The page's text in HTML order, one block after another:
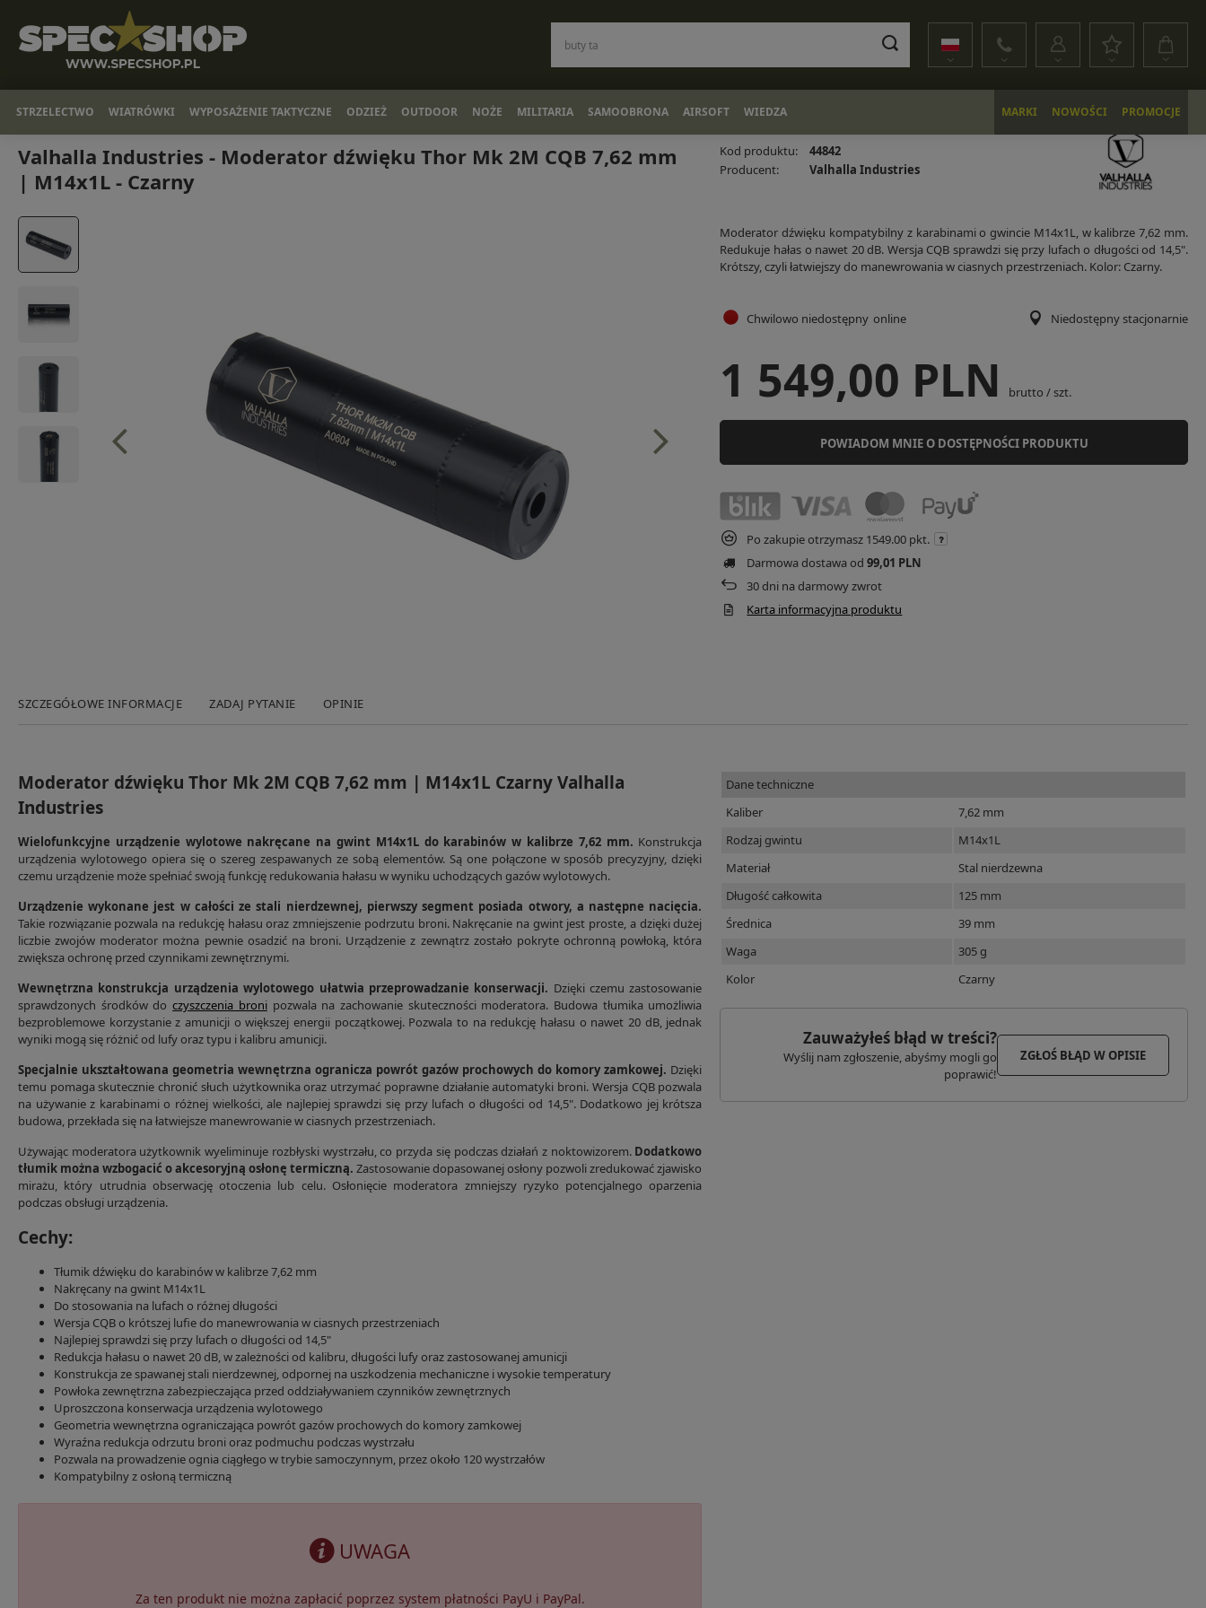
STRZELECTWO WIATRÓWKI WYPOSAŻENIE TAKTYCZNE ODZIEŻ OUTDOOR NOŻE MILITARIA SAMOOBRONA AIRSOFT WIEDZA MARKI NOWOŚCI PROMOCJE
Valhalla Industries - Moderator dźwięku Thor Mk 2M CQB 7,62 mm
| M14x1L - Czarny
Kod produktu:
44842
Producent:
Valhalla Industries
Moderator dźwięku kompatybilny z karabinami o gwincie M14x1L, w kalibrze 7,62 mm.
Redukuje hałas o nawet 20 dB. Wersja CQB sprawdzi się przy lufach o długości od 14,5".
Krótszy, czyli łatwiejszy do manewrowania w ciasnych przestrzeniach. Kolor: Czarny.
Chwilowo niedostępny online Niedostępny stacjonarnie
1 549,00 PLN brutto /szt.
POWIADOM MNIE O DOSTĘPNOŚCI PRODUKTU
Po zakupie otrzymasz 1549.00 pkt.
Darmowa dostawa od99,01 PLN
30dni na darmowy zwrot
Karta informacyjna produktu
SZCZEGÓŁOWE INFORMACJE ZADAJ PYTANIE OPINIE
Moderator dźwięku Thor Mk 2M CQB 7,62 mm | M14x1L Czarny Valhalla
Industries
Wielofunkcyjne urządzenie wylotowe nakręcane na gwint M14x1L do karabinów w kalibrze 7,62 mm. Konstrukcja
urządzenia wylotowego opiera się o szereg zespawanych ze sobą elementów. Są one połączone w sposób precyzyjny, dzięki
czemu urządzenie może spełniać swoją funkcję redukowania hałasu w wyniku uchodzących gazów wylotowych.
Urządzenie wykonane jest w całości ze stali nierdzewnej, pierwszy segment posiada otwory, a następne nacięcia.
Takie rozwiązanie pozwala na redukcję hałasu oraz zmniejszenie podrzutu broni. Nakręcanie na gwint jest proste, a dzięki dużej
liczbie zwojów moderator można pewnie osadzić na broni. Urządzenie z zewnątrz zostało pokryte ochronną powłoką, która
zwiększa ochronę przed czynnikami zewnętrznymi.
Wewnętrzna konstrukcja urządzenia wylotowego ułatwia przeprowadzanie konserwacji. Dzięki czemu zastosowanie
sprawdzonych środków doczyszczenia bronipozwala na zachowanie skuteczności moderatora. Budowa tłumika umożliwia
bezproblemowe korzystanie z amunicji o większej energii początkowej. Pozwala to na redukcję hałasu o nawet 20 dB, jednak
wyniki mogą się różnić od lufy oraz typu i kalibru amunicji.
Specjalnie ukształtowana geometria wewnętrzna ogranicza powrót gazów prochowych do komory zamkowej. Dzięki
temu pomaga skutecznie chronić słuch użytkownika oraz utrzymać poprawne działanie automatyki broni. Wersja CQB pozwala
na używanie z karabinami o różnej wielkości, ale najlepiej sprawdzi się przy lufach o długości od 14,5". Dodatkowo jej krótsza
budowa, przekłada się na łatwiejsze manewrowanie w ciasnych przestrzeniach.
Używając moderatora użytkownik wyeliminuje rozbłyski wystrzału, co przyda się podczas działań z noktowizorem. Dodatkowo
tłumik można wzbogacić o akcesoryjną osłonę termiczną. Zastosowanie dopasowanej osłony pozwoli zredukować zjawisko
mirażu, który utrudnia obserwację otoczenia lub celu. Osłonięcie moderatora zmniejszy ryzyko potencjalnego oparzenia
podczas obsługi urządzenia.
Cechy:
Tłumik dźwięku do karabinów w kalibrze 7,62 mm
Nakręcany na gwint M14x1L
Do stosowania na lufach o różnej długości
Wersja CQB o krótszej lufie do manewrowania w ciasnych przestrzeniach
Najlepiej sprawdzi się przy lufach o długości od 14,5"
Redukcja hałasu o nawet 20 dB, w zależności od kalibru, długości lufy oraz zastosowanej amunicji
Konstrukcja ze spawanej stali nierdzewnej, odpornej na uszkodzenia mechaniczne i wysokie temperatury
Powłoka zewnętrzna zabezpieczająca przed oddziaływaniem czynników zewnętrznych
Uproszczona konserwacja urządzenia wylotowego
Geometria wewnętrzna ograniczająca powrót gazów prochowych do komory zamkowej
Wyraźna redukcja odrzutu broni oraz podmuchu podczas wystrzału
Pozwala na prowadzenie ognia ciągłego w trybie samoczynnym, przez około 120 wystrzałów
Kompatybilny z osłoną termiczną
UWAGA
Za ten produkt nie można zapłacić poprzez system płatności PayU i PayPal.
Dane techniczne
Kaliber
7,62 mm
Rodzaj gwintu
M14x1L
Materiał
Stal nierdzewna
Długość całkowita
125 mm
Średnica
39 mm
Waga
305 g
Kolor
Czarny
Zauważyłeś błąd w treści?
Wyślij nam zgłoszenie, abyśmy mogli go
poprawić!
ZGŁOŚ BŁĄD W OPISIE